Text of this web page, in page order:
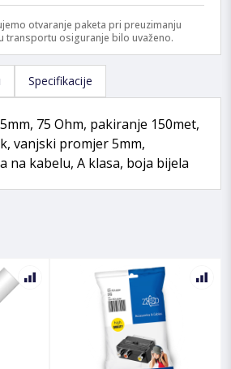
otvaranje paketa pri preuzimanju
transportu osiguranje bilo uvaženo.
Specifikacije
75 Ohm, pakiranje 150met,
vanjski promjer 5mm,
na kabelu, A klasa, boja bijela